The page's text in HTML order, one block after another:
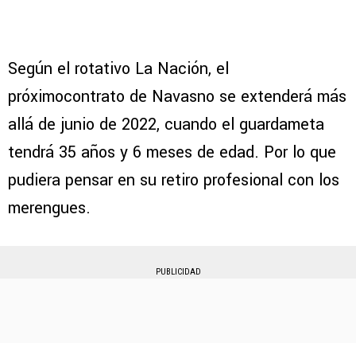
Según el rotativo La Nación, el
próximocontrato de Navasno se extenderá más
allá de junio de 2022, cuando el guardameta
tendrá 35 años y 6 meses de edad. Por lo que
pudiera pensar en su retiro profesional con los
merengues.
PUBLICIDAD